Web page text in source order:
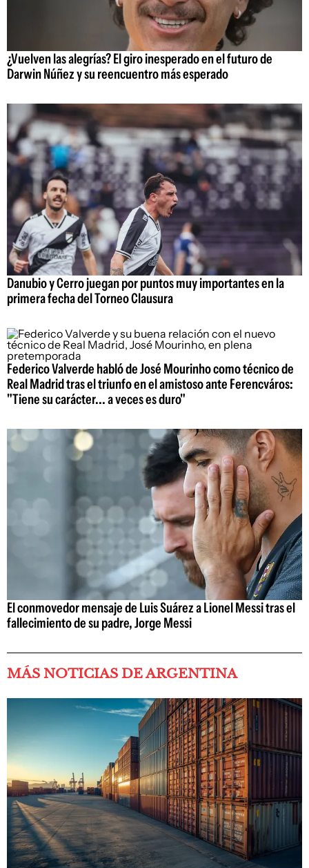
¿Vuelven las alegrías? El giro inesperado en el futuro de
Darwin Núñez y su reencuentro más esperado
Danubio y Cerro juegan por puntos muy importantes en la
primera fecha del Torneo Clausura
Federico Valverde habló de José Mourinho como técnico de
Real Madrid tras el triunfo en el amistoso ante Ferencváros:
"Tiene su carácter... a veces es duro"
El conmovedor mensaje de Luis Suárez a Lionel Messi tras el
fallecimiento de su padre, Jorge Messi
MÁS NOTICIAS DE ARGENTINA